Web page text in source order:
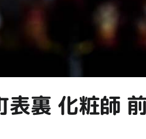
表裏 化粧師